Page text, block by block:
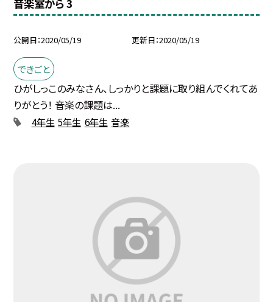
音楽室から 3
公開日 2020/05/19 更新日 2020/05/19
できごと
ひがしっこのみなさん、しっかりと課題に取り組んでくれてあ
りがとう！ 音楽の課題は...
4年生 5年生 6年生 音楽